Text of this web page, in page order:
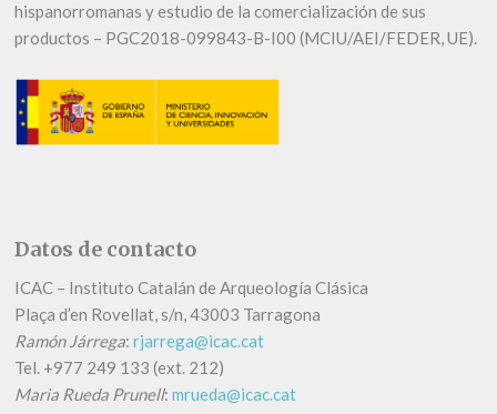
hispanorromanas y estudio de la comercialización de sus
productos – PGC2018-099843-B-I00 (MCIU/AEI/FEDER, UE).
Datos de contacto
ICAC – Instituto Catalán de Arqueología Clásica
Plaça d’en Rovellat, s/n, 43003 Tarragona
Ramón Járrega:rjarrega@icac.cat
Tel. +977 249 133 (ext. 212)
Maria Rueda Prunell:mrueda@icac.cat